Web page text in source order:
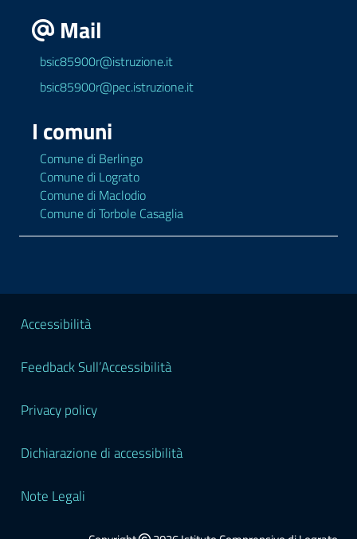
Mail
bsic85900r@istruzione.it
bsic85900r@pec.istruzione.it
I comuni
Comune di Berlingo
Comune di Lograto
Comune di Maclodio
Comune di Torbole Casaglia
Sezione Legale
Accessibilità
Feedback Sull’Accessibilità
Privacy policy
Dichiarazione di accessibilità
Note Legali